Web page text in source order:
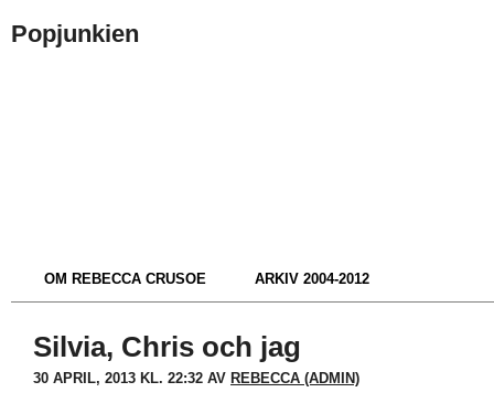
Popjunkien
OM REBECCA CRUSOE ARKIV 2004-2012
Silvia, Chris och jag
30 APRIL, 2013 KL. 22:32 AV REBECCA (ADMIN)